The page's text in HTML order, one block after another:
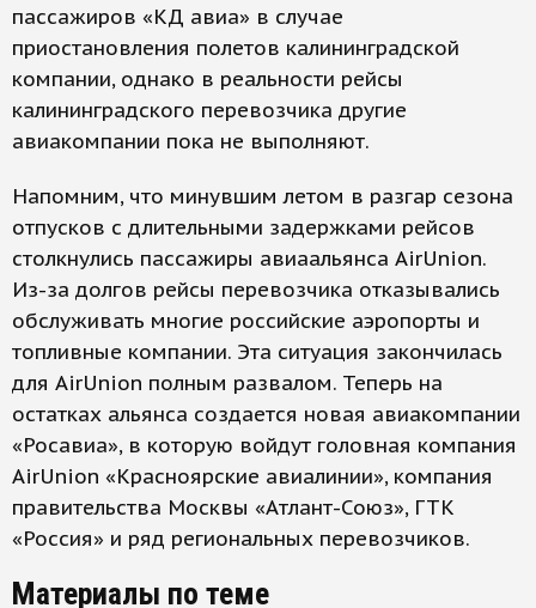
пассажиров «КД авиа» в случае
приостановления полетов калининградской
компании, однако в реальности рейсы
калининградского перевозчика другие
авиакомпании пока не выполняют.
Напомним, что минувшим летом в разгар сезона
отпусков с длительными задержками рейсов
столкнулись пассажиры авиаальянса AirUnion.
Из-за долгов рейсы перевозчика отказывались
обслуживать многие российские аэропорты и
топливные компании. Эта ситуация закончилась
для AirUnion полным развалом. Теперь на
остатках альянса создается новая авиакомпании
«Росавиа», в которую войдут головная компания
AirUnion «Красноярские авиалинии», компания
правительства Москвы «Атлант-Союз», ГТК
«Россия» и ряд региональных перевозчиков.
Материалы по теме